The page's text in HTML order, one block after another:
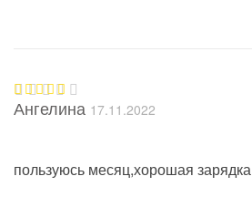
Оценка5
Ангелина 17.11.2022
пользуюсь месяц,хорошая зарядка